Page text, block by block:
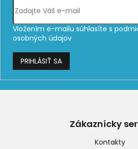
Vložením e-mailu súhlasíte s
osobných údajov
PRIHLÁSIŤ SA
Zákaznícky
Kontakty